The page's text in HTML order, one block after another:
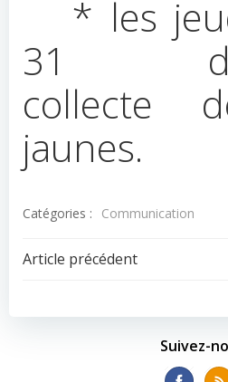
* les
31
collecte
jaunes.
Catégories : Communication
Navigation
de
Article précédent
Suivez-